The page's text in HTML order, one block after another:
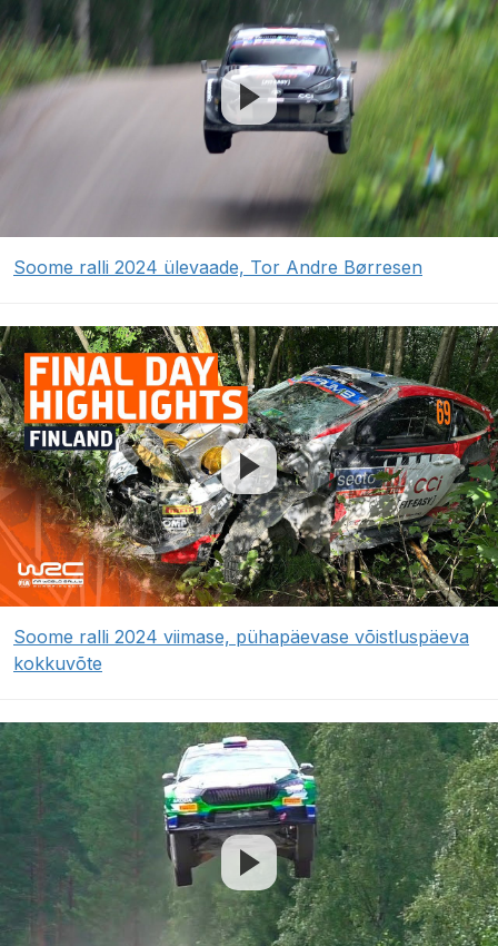
Soome ralli 2024 ülevaade, Tor Andre Børresen
Soome ralli 2024 viimase, pühapäevase võistluspäeva
kokkuvõte